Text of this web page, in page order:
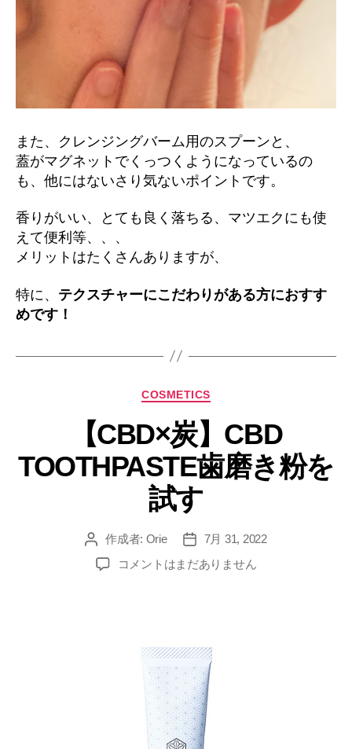
また、クレンジングバーム用のスプーンと、
蓋がマグネットでくっつくようになっているの
も、他にはないさり気ないポイントです。
香りがいい、とても良く落ちる、マツエクにも使
えて便利等、、、
メリットはたくさんありますが、
特に、 テクスチャーにこだわりがある方におすす
めです！
カ
ゴ
リ
ー
COSMETICS
【CBD×炭】CBD
TOOTHPASTE歯磨き粉を
試す
投
稿
者
作成者: Orie
投
稿
7月 31, 2022
【CBD×
コメントはまだありません